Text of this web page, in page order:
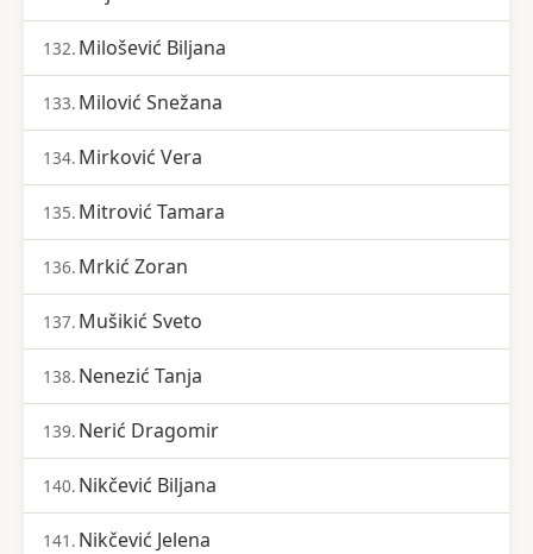
132. Milošević Biljana
133. Milović Snežana
134. Mirković Vera
135. Mitrović Tamara
136. Mrkić Zoran
137. Mušikić Sveto
138. Nenezić Tanja
139. Nerić Dragomir
140. Nikčević Biljana
141. Nikčević Jelena